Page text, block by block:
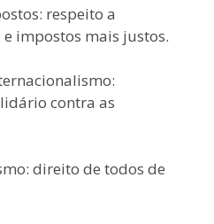
respeito a
impostos mais justos.
contra as
direito de todos de